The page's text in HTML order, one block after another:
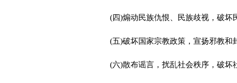
(四)煽动民族仇恨、民族歧视，破坏
(五)破坏国家宗教政策，宣扬邪教和
(六)散布谣言，扰乱社会秩序，破坏